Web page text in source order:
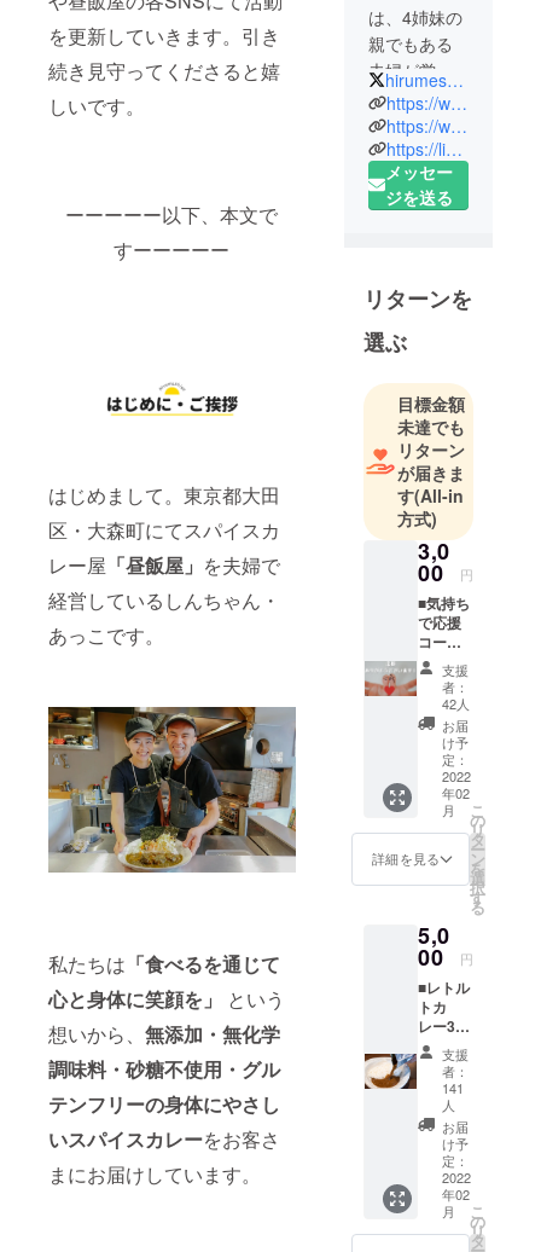
を更新していきます。引き
続き見守ってくださると嬉
しいです。
ーーーーー以下、本文で
すーーーーー
はじめまして。東京都大田
区・大森町にてスパイスカ
レー屋 「昼飯屋」 を夫婦で
経営しているしんちゃん・
あっこです。
私たちは 「食べるを通じて
心と身体に笑顔を」
という
想いから、 無添加・無化学
調味料・砂糖不使用・グル
テンフリーの身体にやさし
いスパイスカレーをお客さ
まにお届けしています。
は、4姉妹の
親でもある
夫婦が営
む、身体に
優しい健康
スパイスカ
レー店で
す。化学調
小麦粉な
し、乳製品
なし、のス
レーを提供
していま
す。安心安
全なレトル
トカレーを
通して、全
国の皆さま
に「元気と
笑顔」をお
届けした
い！
▼昼飯屋
〒東京都大
田区大森西5-
10-10 京急
線大森町駅
より徒歩10
秒
hirumeshiya1
https://www.instagram.com/hirumeshiya1/
https://www.hirumeshiya1.com/
https://lin.ee/nMbpitP
メッセー
ジを送る
リターンを
選ぶ
目標金額
未達でも
リターン
が届きま
す(All-in
方式)
3,0
00 円
■気持ち
で応援
コース
＜レト
ルトカ
レー完
成後に
お届け
＞ ・レ
トルト
カレー1
食分
（海苔
チキン
カ
レー）
期限は
製造か
ら1年と
なりま
す。 ・
昼飯屋
オリジ
ナルス
テッ
カー1枚
＜完成
までの
プロセ
スを公
開・共
有＞ ・
支援者
支援
者：
42人
お届
け予
定：
2022
年02
月
詳細を見る
こ
の
リ
タ
ー
ン
を
選
択
す
る
5,0
00 円
■レトル
トカ
レー3食
コース
＜レト
ルトカ
レー完
成後に
お届け
＞ ・レ
トルト
カレー3
食分
（海苔
支援
者：
141
人
お届
け予
定：
2022
年02
月
こ
の
リ
タ